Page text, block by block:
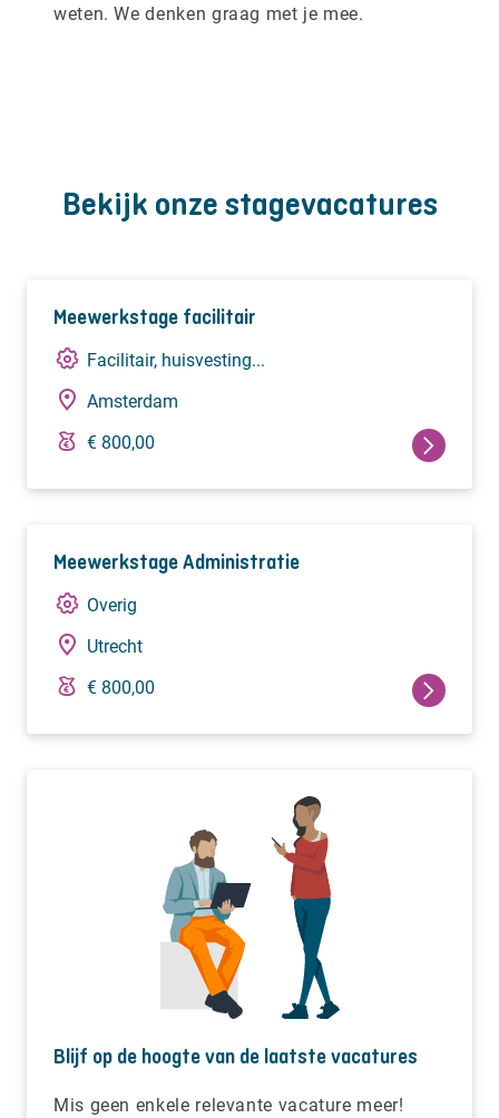
weten. We denken graag met je mee.
Bekijk onze stagevacatures
Meewerkstage facilitair
Facilitair, huisvesting...
Amsterdam
€ 800,00
Meewerkstage Administratie
Overig
Utrecht
€ 800,00
Blijf op de hoogte van de laatste vacatures
Mis geen enkele relevante vacature meer!